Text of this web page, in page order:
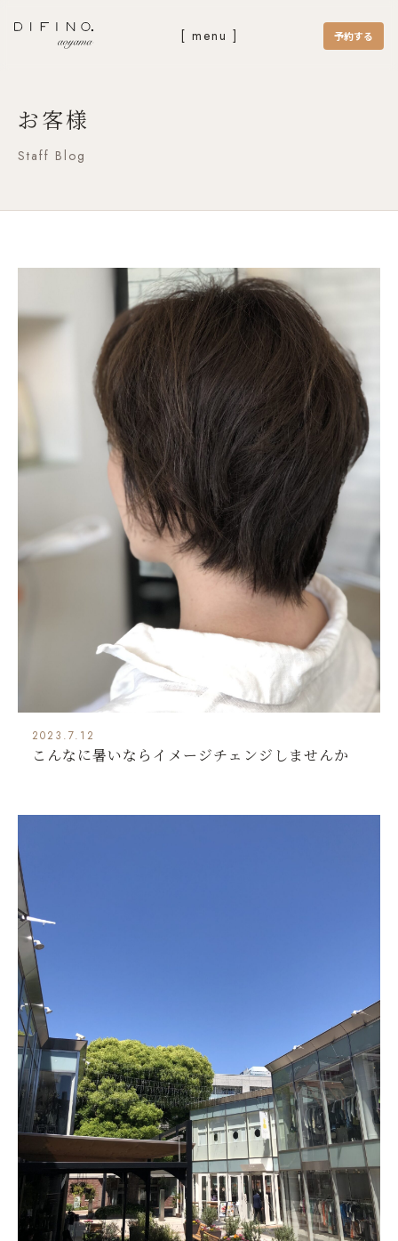
[ menu ] 予約する
お客様
Staff Blog
2023.7.12
こんなに暑いならイメージチェンジしませんか